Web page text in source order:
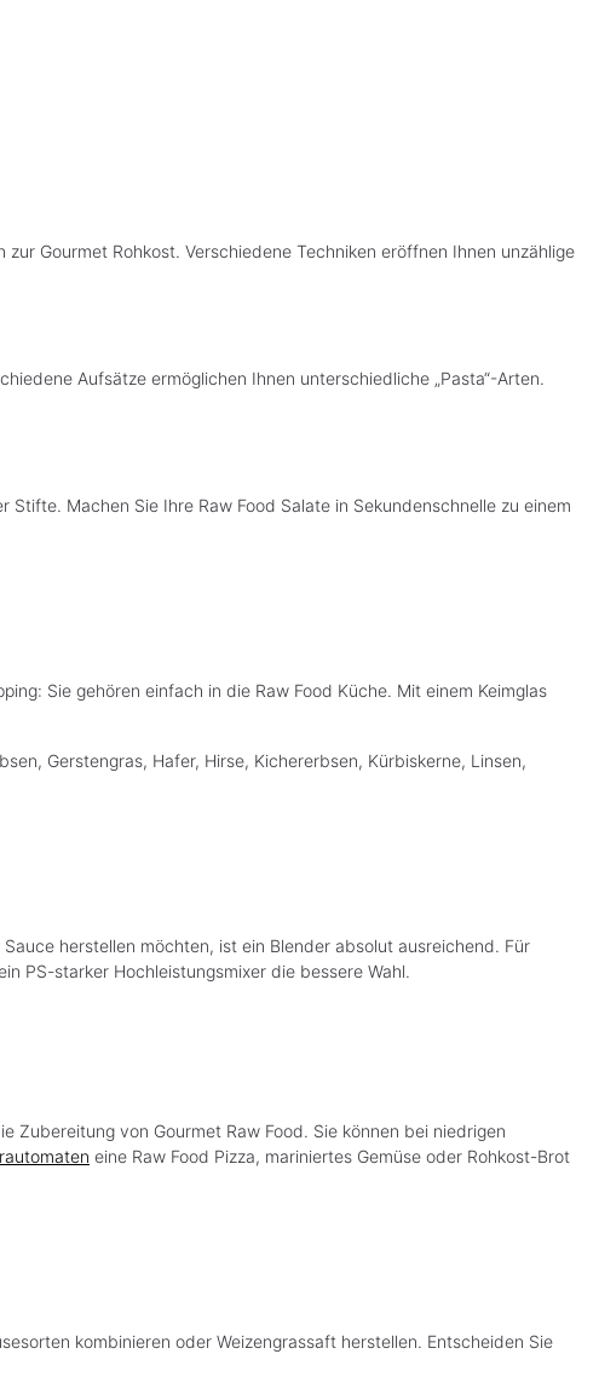
Gourmet Rohkost. Verschiedene Techniken eröffnen Ihnen unzählige
Aufsätze ermöglichen Ihnen unterschiedliche „Pasta“-Arten.
Machen Sie Ihre Raw Food Salate in Sekundenschnelle zu einem
Sie gehören einfach in die Raw Food Küche. Mit einem Keimglas
Gerstengras, Hafer, Hirse, Kichererbsen, Kürbiskerne, Linsen,
herstellen möchten, ist ein Blender absolut ausreichend. Für
PS-starker Hochleistungsmixer die bessere Wahl.
Zubereitung von Gourmet Raw Food. Sie können bei niedrigen
eine Raw Food Pizza, mariniertes Gemüse oder Rohkost-Brot
kombinieren oder Weizengrassaft herstellen. Entscheiden Sie